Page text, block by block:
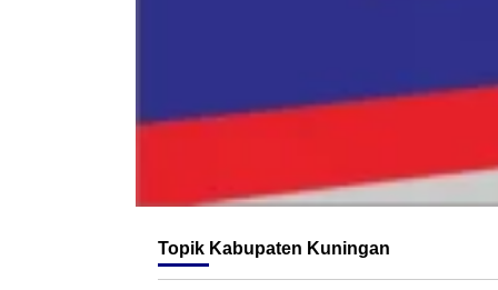
Topik Kabupaten Kuningan